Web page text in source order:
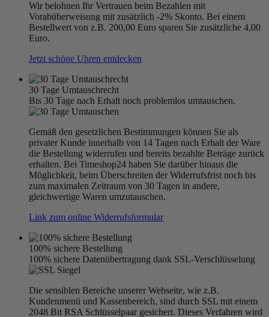
Wir belohnen Ihr Vertrauen beim Bezahlen mit
Vorabüberweisung mit zusätzlich -2% Skonto. Bei einem
Bestellwert von z.B. 200,00 Euro sparen Sie zusätzliche 4,00
Euro.
Jetzt schöne Uhren entdecken
30 Tage Umtauschrecht
Bis 30 Tage nach Erhalt noch problemlos umtauschen.
Gemäß den gesetzlichen Bestimmungen können Sie als
privater Kunde innerhalb von 14 Tagen nach Erhalt der Ware
die Bestellung widerrufen und bereits bezahlte Beträge zurück
erhalten. Bei Timeshop24 haben Sie darüber hinaus die
Möglichkeit, beim Überschreiten der Widerrufsfrist noch bis
zum maximalen Zeitraum von 30 Tagen in andere,
gleichwertige Waren umzutauschen.
Link zum online Widerrufsformular
100% sichere Bestellung
100% sichere Datenübertragung dank SSL-Verschlüsselung
Die sensiblen Bereiche unserer Webseite, wie z.B.
Kundenmenü und Kassenbereich, sind durch SSL mit einem
2048 Bit RSA Schlüsselpaar gesichert. Dieses Verfahren wird